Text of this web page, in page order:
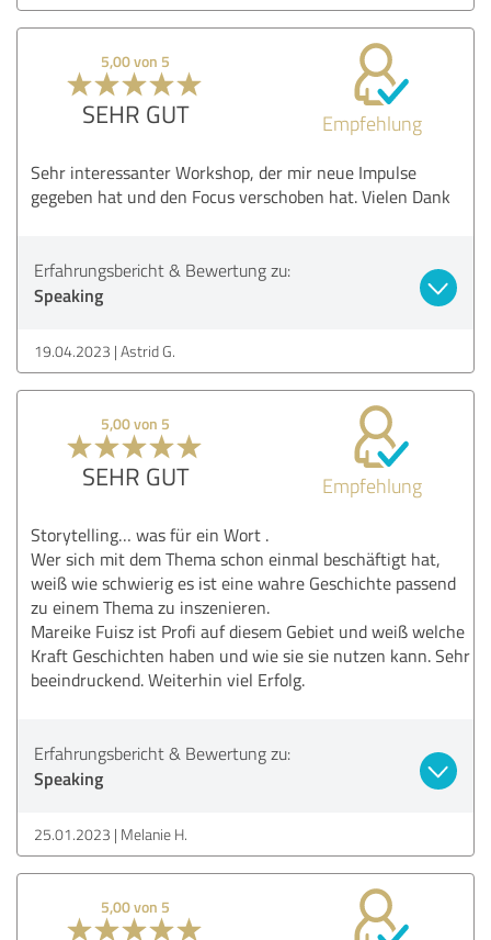
5,00 von 5
SEHR GUT Empfehlung
Sehr interessanter Workshop, der mir neue Impulse
gegeben hat und den Focus verschoben hat. Vielen Dank
Erfahrungsbericht & Bewertung zu:
Speaking
19.04.2023 Astrid G.
5,00 von 5
SEHR GUT Empfehlung
Storytelling… was für ein Wort .
Wer sich mit dem Thema schon einmal beschäftigt hat,
weiß wie schwierig es ist eine wahre Geschichte passend
zu einem Thema zu inszenieren.
Mareike Fuisz ist Profi auf diesem Gebiet und weiß welche
Kraft Geschichten haben und wie sie sie nutzen kann. Sehr
beeindruckend. Weiterhin viel Erfolg.
Erfahrungsbericht & Bewertung zu:
Speaking
25.01.2023 Melanie H.
5,00 von 5